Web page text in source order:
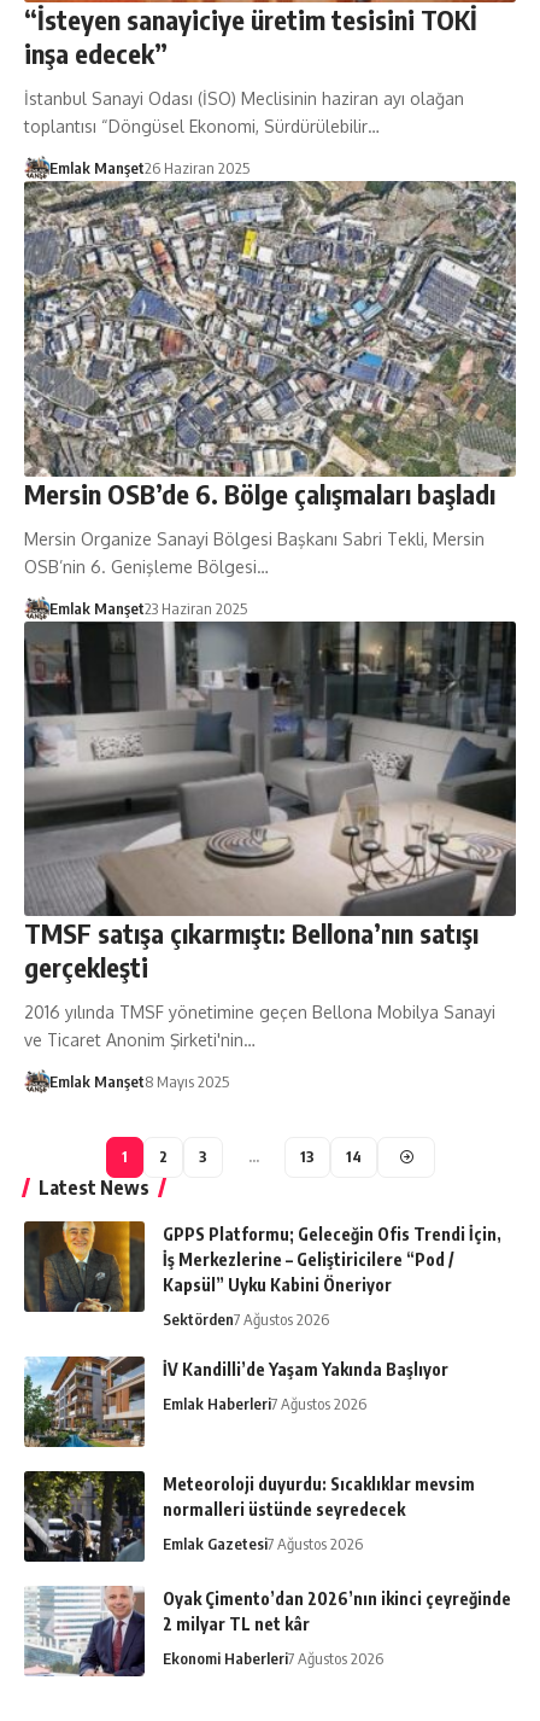
“İsteyen sanayiciye üretim tesisini TOKİ
inşa edecek”
İstanbul Sanayi Oda­sı (İSO) Meclisinin ha­ziran ayı olağan
toplantısı “Döngüsel Ekonomi, Sür­dürülebilir…
Emlak Manşet26 Haziran 2025
Mersin OSB’de 6. Bölge çalışmaları başladı
Mersin Organize Sanayi Bölgesi Başkanı Sabri Tekli, Mersin
OSB’nin 6. Genişleme Bölgesi…
Emlak Manşet23 Haziran 2025
TMSF satışa çıkarmıştı: Bellona’nın satışı
gerçekleşti
2016 yılında TMSF yönetimine geçen Bellona Mobilya Sanayi
ve Ticaret Anonim Şirketi'nin…
Emlak Manşet8 Mayıs 2025
1 2 3 … 13 14
Latest News
GPPS Platformu; Geleceğin Ofis Trendi İçin,
İş Merkezlerine – Geliştiricilere “Pod /
Kapsül” Uyku Kabini Öneriyor
Sektörden7 Ağustos 2026
İV Kandilli’de Yaşam Yakında Başlıyor
Emlak Haberleri7 Ağustos 2026
Meteoroloji duyurdu: Sıcaklıklar mevsim
normalleri üstünde seyredecek
Emlak Gazetesi7 Ağustos 2026
Oyak Çimento’dan 2026’nın ikinci çeyreğinde
2 milyar TL net kâr
Ekonomi Haberleri7 Ağustos 2026